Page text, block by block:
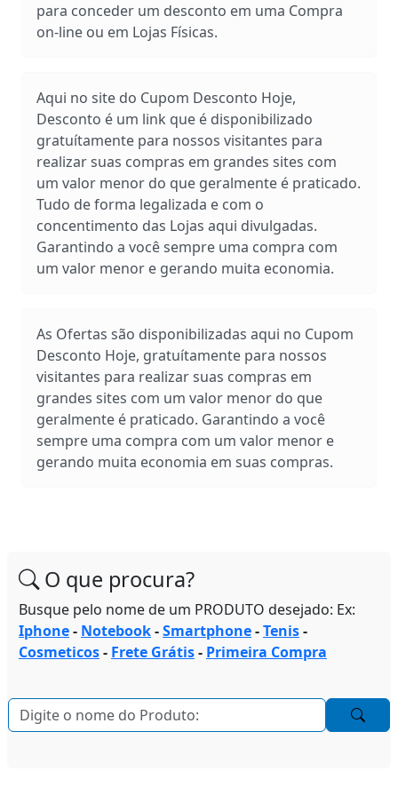
para conceder um desconto em uma Compra
on-line ou em Lojas Físicas.
Aqui no site do Cupom Desconto Hoje,
Desconto é um link que é disponibilizado
gratuítamente para nossos visitantes para
realizar suas compras em grandes sites com
um valor menor do que geralmente é praticado.
Tudo de forma legalizada e com o
concentimento das Lojas aqui divulgadas.
Garantindo a você sempre uma compra com
um valor menor e gerando muita economia.
As Ofertas são disponibilizadas aqui no Cupom
Desconto Hoje, gratuítamente para nossos
visitantes para realizar suas compras em
grandes sites com um valor menor do que
geralmente é praticado. Garantindo a você
sempre uma compra com um valor menor e
gerando muita economia em suas compras.
O que procura?
Busque pelo nome de um PRODUTO desejado: Ex:
Iphone- Notebook-Smartphone-Tenis-
Cosmeticos- Frete Grátis- Primeira Compra